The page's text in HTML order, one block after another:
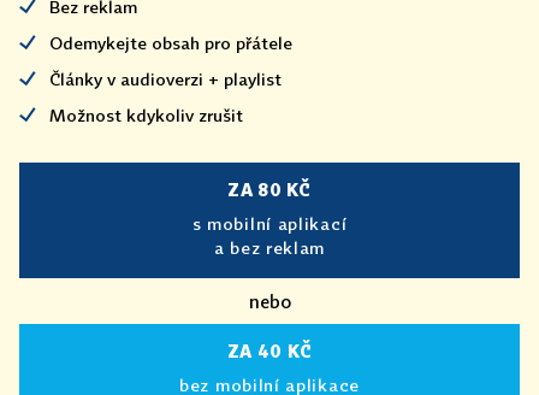
Bez reklam
Odemykejte obsah pro přátele
Články v audioverzi + playlist
Možnost kdykoliv zrušit
ZA 80 KČ
s mobilní aplikací
a bez reklam
nebo
ZA 40 KČ
bez mobilní aplikace